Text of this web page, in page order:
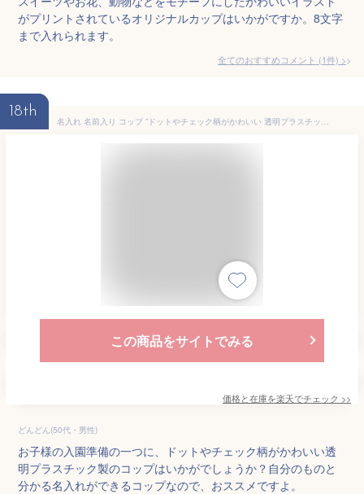
がプリントされているオリジナルカップはいかがですか。8文字
まで入れられます。
全てのおすすめコメント (1件) >
18th
名入れ 名前入り コップ ”ドットやチェック柄がかわいい 透明プラスチック製 歯磨きコップ ” 紺ネイビー 赤レッド 黄イエロー 緑グリーン 紫パープル 入園入学 巾着 ポーチ 歯ブラシ 水玉 保育園 幼稚園 入園祝い ドット＆チェック クリスマスプレゼント 子ども 孫
この商品をサイトでみる
価格と在庫を楽天でチェック >>
どんどん(50代・男性)
お子様の入園準備の一つに、ドットやチェック柄がかわいい透
明プラスチック製のコップはいかがでしょうか？自分のものと
分かる名入れができるコップなので、おススメですよ。